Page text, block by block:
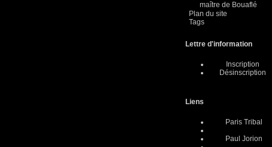
maître de Bouaflé
Plan du site
Tags
Lettre d'information
Inscription
Désinscription
Liens
Paris Tribal
Paul Jorion